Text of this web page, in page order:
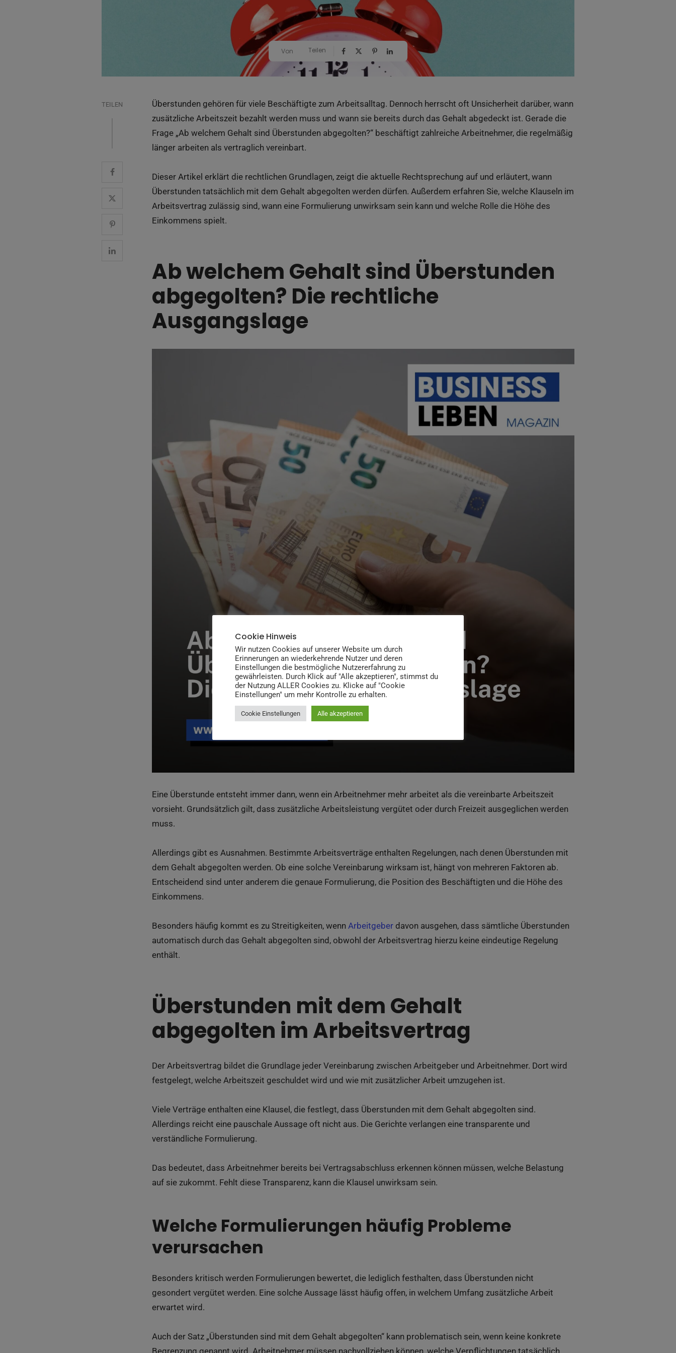
Von Teilen
TEILEN
Überstunden gehören für viele Beschäftigte zum Arbeitsalltag. Dennoch herrscht oft Unsicherheit darüber, wann
zusätzliche Arbeitszeit bezahlt werden muss und wann sie bereits durch das Gehalt abgedeckt ist. Gerade die
Frage „Ab welchem Gehalt sind Überstunden abgegolten?“ beschäftigt zahlreiche Arbeitnehmer, die regelmäßig
länger arbeiten als vertraglich vereinbart.
Dieser Artikel erklärt die rechtlichen Grundlagen, zeigt die aktuelle Rechtsprechung auf und erläutert, wann
Überstunden tatsächlich mit dem Gehalt abgegolten werden dürfen. Außerdem erfahren Sie, welche Klauseln im
Arbeitsvertrag zulässig sind, wann eine Formulierung unwirksam sein kann und welche Rolle die Höhe des
Einkommens spielt.
Ab welchem Gehalt sind Überstunden
abgegolten? Die rechtliche
Ausgangslage
Eine Überstunde entsteht immer dann, wenn ein Arbeitnehmer mehr arbeitet als die vereinbarte Arbeitszeit
vorsieht. Grundsätzlich gilt, dass zusätzliche Arbeitsleistung vergütet oder durch Freizeit ausgeglichen werden
muss.
Allerdings gibt es Ausnahmen. Bestimmte Arbeitsverträge enthalten Regelungen, nach denen Überstunden mit
dem Gehalt abgegolten werden. Ob eine solche Vereinbarung wirksam ist, hängt von mehreren Faktoren ab.
Entscheidend sind unter anderem die genaue Formulierung, die Position des Beschäftigten und die Höhe des
Einkommens.
Besonders häufig kommt es zu Streitigkeiten, wenn Arbeitgeber davon ausgehen, dass sämtliche Überstunden
automatisch durch das Gehalt abgegolten sind, obwohl der Arbeitsvertrag hierzu keine eindeutige Regelung
enthält.
Überstunden mit dem Gehalt
abgegolten im Arbeitsvertrag
Der Arbeitsvertrag bildet die Grundlage jeder Vereinbarung zwischen Arbeitgeber und Arbeitnehmer. Dort wird
festgelegt, welche Arbeitszeit geschuldet wird und wie mit zusätzlicher Arbeit umzugehen ist.
Viele Verträge enthalten eine Klausel, die festlegt, dass Überstunden mit dem Gehalt abgegolten sind.
Allerdings reicht eine pauschale Aussage oft nicht aus. Die Gerichte verlangen eine transparente und
verständliche Formulierung.
Das bedeutet, dass Arbeitnehmer bereits bei Vertragsabschluss erkennen können müssen, welche Belastung
auf sie zukommt. Fehlt diese Transparenz, kann die Klausel unwirksam sein.
Welche Formulierungen häufig Probleme
verursachen
Besonders kritisch werden Formulierungen bewertet, die lediglich festhalten, dass Überstunden nicht
gesondert vergütet werden. Eine solche Aussage lässt häufig offen, in welchem Umfang zusätzliche Arbeit
erwartet wird.
Auch der Satz „Überstunden sind mit dem Gehalt abgegolten“ kann problematisch sein, wenn keine konkrete
Begrenzung genannt wird. Arbeitnehmer müssen nachvollziehen können, welche Verpflichtungen tatsächlich
Cookie Hinweis
Wir nutzen Cookies auf unserer Website um durch
Erinnerungen an wiederkehrende Nutzer und deren
Einstellungen die bestmögliche Nutzererfahrung zu
gewährleisten. Durch Klick auf "Alle akzeptieren", stimmst du
der Nutzung ALLER Cookies zu. Klicke auf "Cookie
Einstellungen" um mehr Kontrolle zu erhalten.
Cookie Einstellungen Alle akzeptieren